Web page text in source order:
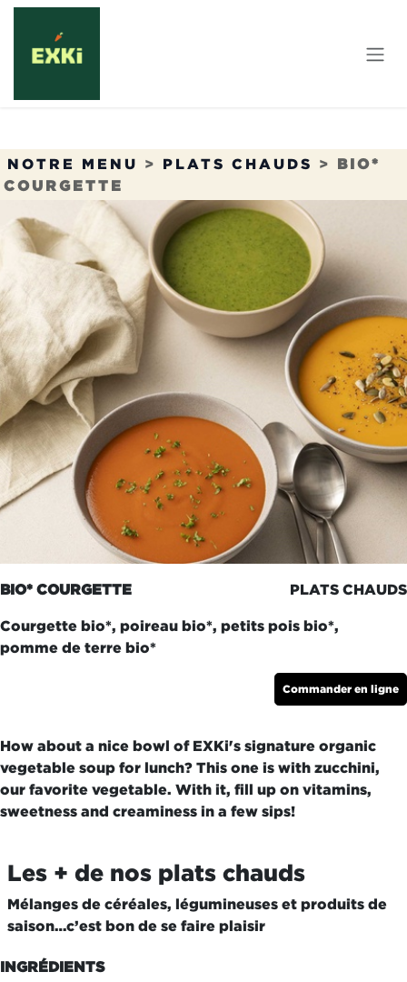
Se rendre au contenu
NOTRE MENU > PLATS CHAUDS >
BIO*
COURGETTE
BIO* COURGETTE PLATS CHAUDS
Courgette bio*, poireau bio*, petits pois bio*,
pomme de terre bio*
Commander en ligne
How about a nice bowl of EXKi's signature organic
vegetable soup for lunch? This one is with zucchini,
our favorite vegetable. With it, fill up on vitamins,
sweetness and creaminess in a few sips!
Les + de nos plats chauds
Mélanges de céréales, légumineuses et produits de
saison…c’est bon de se faire plaisir
INGRÉDIENTS